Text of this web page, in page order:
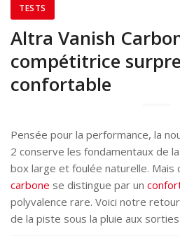
TESTS
Altra Vanish
compétitrice
confortable
Pensée pour la performance, la
2 conserve les fondamentaux de
box large et foulée naturelle. Mais
carbone se distingue par un
polyvalence rare. Voici notre
de la piste sous la pluie aux